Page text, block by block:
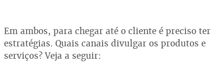
Em ambos, para chegar até o cliente é preciso ter
estratégias. Quais canais divulgar os produtos e
serviços? Veja a seguir: